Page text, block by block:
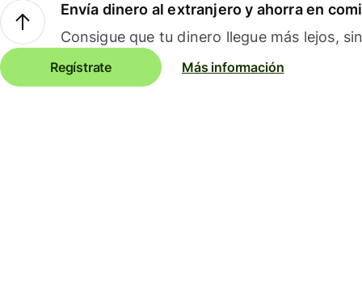
Envía dinero al extranjero y ahorra en
Consigue que tu dinero llegue más lejos,
Regístrate Más información